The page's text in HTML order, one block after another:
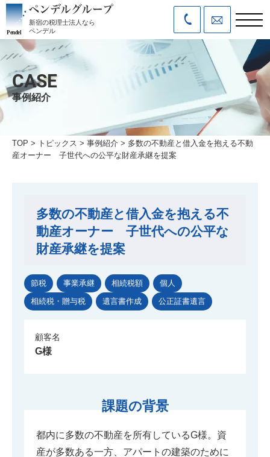
新宿の税理士法人なら
ペンデル
CASE
事例紹介
TOP > トピックス > 事例紹介 > 多数の不動産と借入金を抱える不動
産オーナー 子世代への公平な財産承継を提案
多数の不動産と借入金を抱える不
動産オーナー 子世代への公平な
財産承継を提案
節税 事業承継 相続税額
個人
相続税・贈与税
遺言書作成 公正証書遺言
顧客名
G様
課題の背景
都内に多数の不動産を所有しているG様。資
産が多数ある一方、アパートの建築のために